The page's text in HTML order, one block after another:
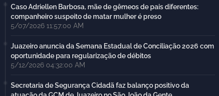
Caso Adriellen Barbosa, mãe de gêmeos de pais diferentes:
companheiro suspeito de matar mulher é preso
5/07/2026 11:57:00 AM
Juazeiro anuncia da Semana Estadual de Conciliação 2026 com
oportunidade para regularização de débitos
5/12/2026 04:32:00 AM
Secretaria de Segurança Cidadã faz balanço positivo da